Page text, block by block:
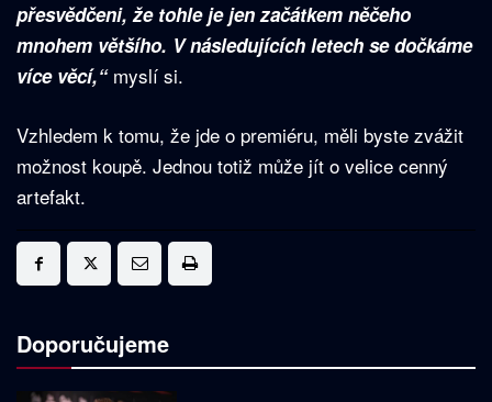
přesvědčeni, že tohle je jen začátkem něčeho
mnohem většího. V následujících letech se dočkáme
více věcí,“ myslí si.
Vzhledem k tomu, že jde o premiéru, měli byste zvážit
možnost koupě. Jednou totiž může jít o velice cenný
artefakt.
Doporučujeme